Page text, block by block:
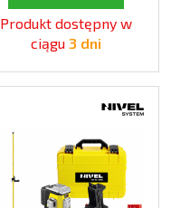
Produkt dostępny w
ciągu 3 dni